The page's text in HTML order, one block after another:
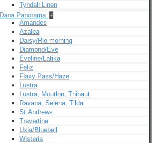
Tyndall Linen
Dana Panorama +
Amandes
Azalea
Daisy/Rio morning
Diamond/Eve
Eveline/Latika
Feliz
Flaxy Pass/Haze
Lustra
Lustra, Moutlon, Thibaut
Ravana, Selena, Tilda
St.Andrews
Travertine
Uxia/Bluebell
Wisteria